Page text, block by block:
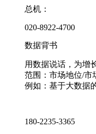
总机：
020-8922-4700
数据背书
用数据说话，为增
范围：市场地位/市
例如：基于大数据
180-2235-3365